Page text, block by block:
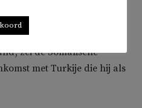
piraterij, illegale visserij,
zei de Somalische
met Turkije die hij als